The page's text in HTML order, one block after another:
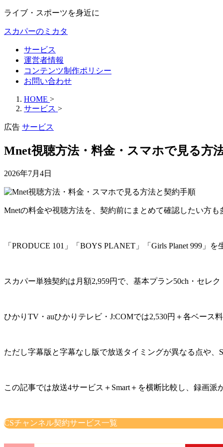
ライブ・スポーツを身近に
スカパーのミカタ
サービス
運営者情報
コンテンツ制作ポリシー
お問い合わせ
HOME >
サービス >
広告 サービス
Mnet視聴方法・料金・スマホで見る方
2026年7月4日
Mnetの料金や視聴方法を、契約前にまとめて確認したい方も
「PRODUCE 101」「BOYS PLANET」「Girls Planet 999
スカパー単独契約は月額2,959円で、基本プラン50ch・セレ
ひかりTV・auひかりテレビ・J:COMでは2,530円＋各ベース
ただし字幕版と字幕なし版で放送タイミングが異なる点や
この記事では放送4サービス＋Smart＋を横断比較し、録画
CSチャンネル契約サービス一覧